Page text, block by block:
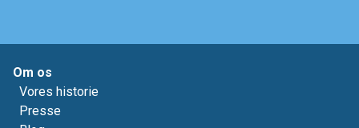
Om os
Vores historie
Presse